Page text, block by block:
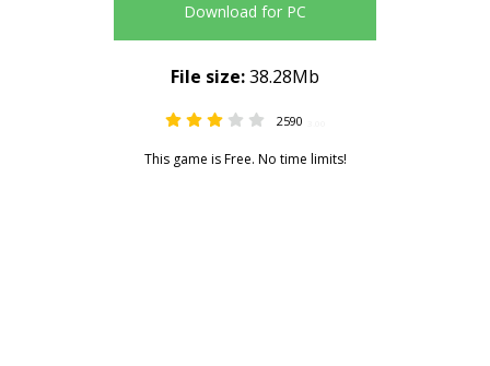
Download for PC
2590
This game is Free. No time limits!
File size:38.28Mb